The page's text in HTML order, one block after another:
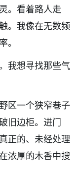
。看着路人走
。我像在无数频
。
我想寻找那些气
区一个狭窄巷子
旧边柜。进门
正的、未经处理
浓厚的木香中搜